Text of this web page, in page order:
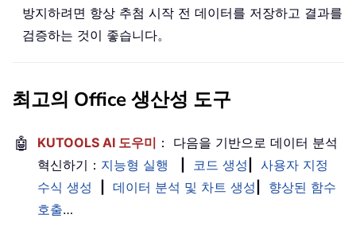
방지하려면 항상 추첨 시작 전 데이터를 저장하고 결과를
검증하는 것이 좋습니다。
최고의 Office 생산성 도구
🤖 KUTOOLS AI 도우미 ： 다음을 기반으로 데이터 분석
혁신하기： 지능형 실행 코드 생성
사용자 지정
수식 생성
데이터 분석 및 차트 생성
향상된 함수
호출…